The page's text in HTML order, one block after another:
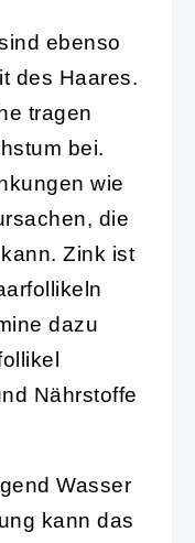
ebenso
des Haares.
tragen
bei.
wie
die
Zink ist
dazu
Nährstoffe
Wasser
kann das